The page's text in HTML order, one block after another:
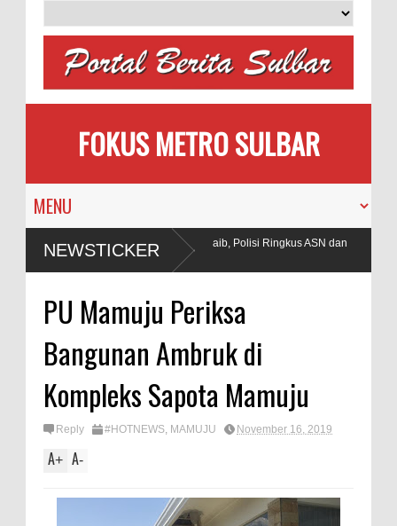
FOKUS METRO SULBAR
NEWSTICKER
Puluhan AC Kantor Bupati Polman Raib, Polisi Ringkus ASN dan
Penadah
PU Mamuju Periksa
Bangunan Ambruk di
Kompleks Sapota Mamuju
Reply #HOTNEWS, MAMUJU November 16, 2019
A+ A-